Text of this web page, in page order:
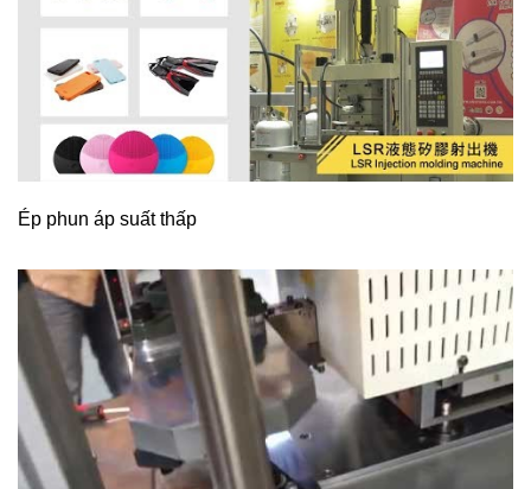
Ép phun áp suất thấp